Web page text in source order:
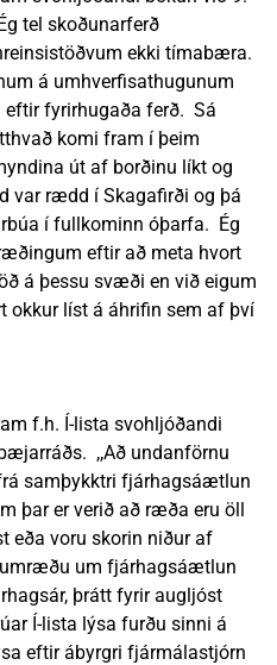
tel skoðunarferð
ekki tímabæra.
á umhverfisathugunum
fyrirhugaða ferð. Sá
komi fram í þeim
út af borðinu líkt og
var rædd í Skagafirði og þá
í fullkominn óþarfa. Ég
eftir að meta hvort
á þessu svæði en við eigum
okkur líst á áhrifin sem af því
f.h. Í-lista svohljóðandi
,,Að undanförnu
samþykktri fjárhagsáætlun
þar er verið að ræða eru öll
eða voru skorin niður af
um fjárhagsáætlun
þrátt fyrir augljóst
Í-lista lýsa furðu sinni á
eftir ábyrgri fjármálastjórn